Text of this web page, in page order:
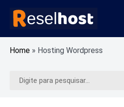
para
Reselhost
Alojamento Web Rápido e
Home » Hosting Wordpress
Pesquisar